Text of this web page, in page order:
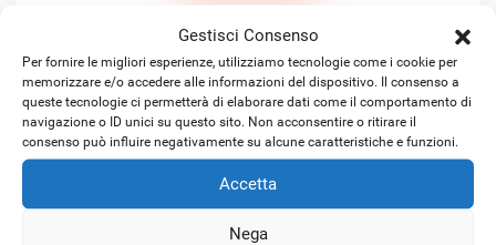
Gestisci Consenso
Per fornire le migliori esperienze, utilizziamo tecnologie come i cookie per
memorizzare e/o accedere alle informazioni del dispositivo. Il consenso a
queste tecnologie ci permetterà di elaborare dati come il comportamento di
navigazione o ID unici su questo sito. Non acconsentire o ritirare il
consenso può influire negativamente su alcune caratteristiche e funzioni.
Accetta
Nega
Satellitare KA-SAT ibrido